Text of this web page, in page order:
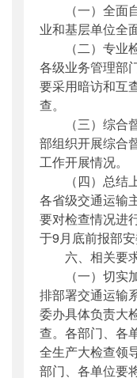
（一）全面自
业和基层单位全
（二）专业检
各级业务管理部
要采用暗访和互
查。
（三）综合督
部组织开展综合
工作开展情况。
（四）总结上
各省级交通运输
要对检查情况进
于9月底前报部安
六、相关要
（一）切实加
排部署交通运输
委办具体负责大
查。各部门、各
全生产大检查领
部门、各单位要